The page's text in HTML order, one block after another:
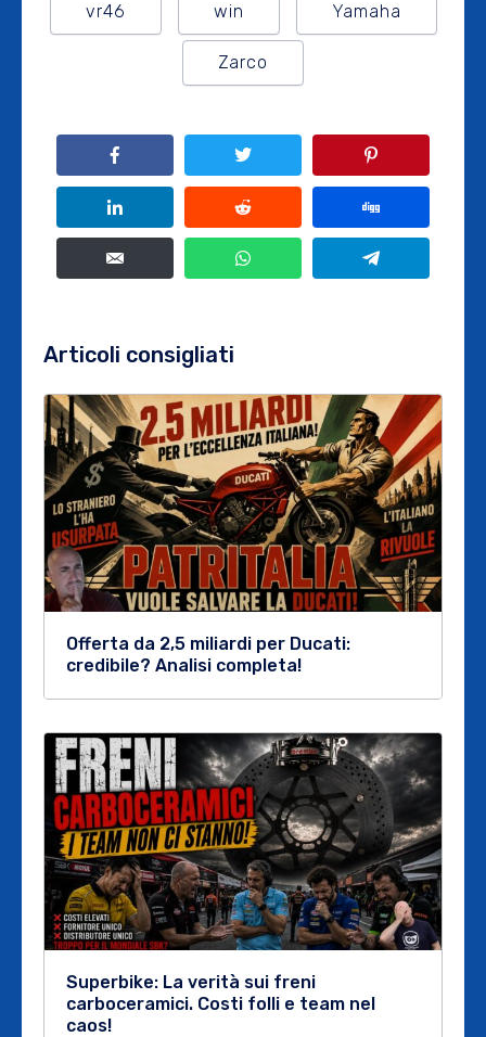
vr46 win Yamaha
Zarco
Articoli consigliati
Offerta da 2,5 miliardi per Ducati:
credibile? Analisi completa!
Superbike: La verità sui freni
carboceramici. Costi folli e team nel
caos!